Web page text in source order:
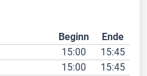
Beginn
Ende
15:00
15:45
15:00
15:45